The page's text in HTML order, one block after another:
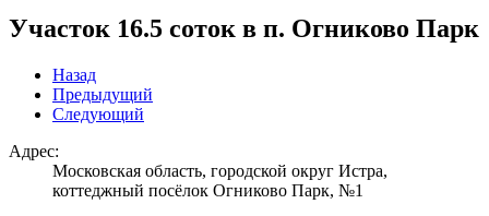
Участок 16.5 соток в п. Огниково Парк
Назад
Предыдущий
Следующий
Адрес:
Московская область, городской округ Истра,
коттеджный посёлок Огниково Парк, №1